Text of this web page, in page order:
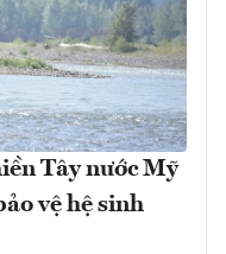
Tây nước Mỹ
vệ hệ sinh